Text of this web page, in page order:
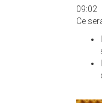
09:02
Ce